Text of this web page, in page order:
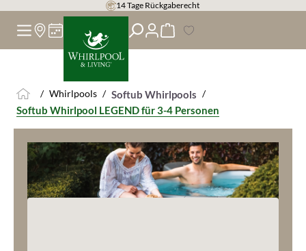
springen
14 Tage Rückgaberecht
/ Whirlpools / Softub Whirlpools /
Softub Whirlpool LEGEND für 3-4 Personen